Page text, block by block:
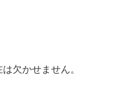
欠かせません。